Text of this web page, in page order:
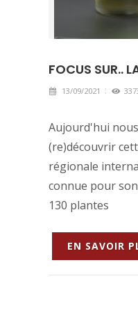
FOCUS SUR..
13/09/2021
Aujourd'hui
(re)découvrir
régionale
connue pour
130 plantes
EN SAVOIR